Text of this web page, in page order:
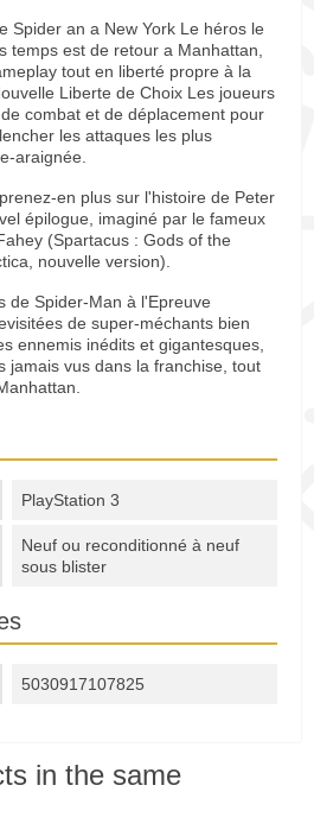
Spider an a New York Le héros le
temps est de retour a Manhattan,
tout en liberté propre à la
Liberte de Choix Les joueurs
combat et de déplacement pour
les attaques les plus
araignée.
en plus sur l'histoire de Peter
épilogue, imaginé par le fameux
(Spartacus : Gods of the
nouvelle version).
de Spider-Man à l'Epreuve
de super-méchants bien
ennemis inédits et gigantesques,
jamais vus dans la franchise, tout
PlayStation 3
Neuf ou reconditionné à neuf
sous blister
5030917107825
in the same